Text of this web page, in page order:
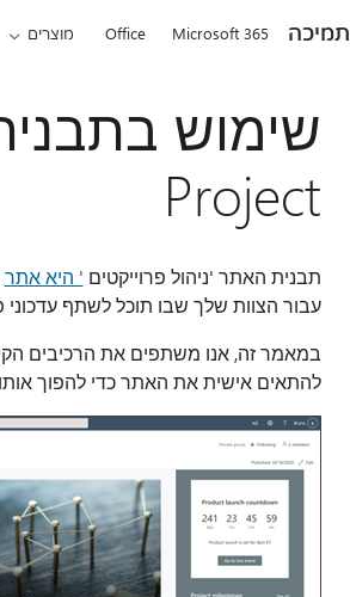
תמיכה Microsoft 365
Office מוצרים
Project
תבנית האתר 'ניהול פרוייקטים ' היא אתר
עבור הצוות שלך שבו תוכל לשתף
להתאים אישית את האתר כדי להפוך